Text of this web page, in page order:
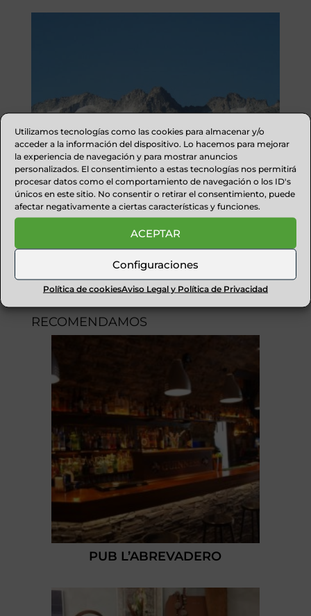
Utilizamos tecnologías como las cookies para almacenar y/o
acceder a la información del dispositivo. Lo hacemos para mejorar
la experiencia de navegación y para mostrar anuncios
personalizados. El consentimiento a estas tecnologías nos permitirá
procesar datos como el comportamiento de navegación o los ID's
únicos en este sitio. No consentir o retirar el consentimiento, puede
afectar negativamente a ciertas características y funciones.
ACEPTAR
Configuraciones
Política de cookiesAviso Legal y Política de Privacidad
PARQUE NATURAL POSETS-
Parque Natural Posets-Maladeta Situado en la
parte más oriental del pirineo aragonés, este
espacio natural ...
RECOMENDAMOS
PUB L’ABREVADERO